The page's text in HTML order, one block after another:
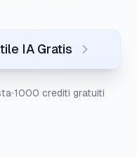
IA Gratis
1000 crediti gratuiti